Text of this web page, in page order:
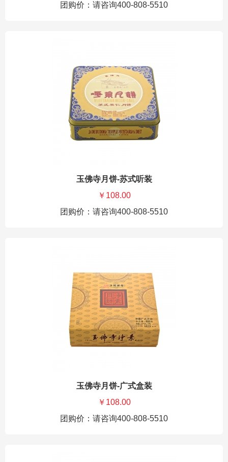
团购价：请咨询400-808-5510
玉佛寺月饼-苏式听装
￥108.00
团购价：请咨询400-808-5510
玉佛寺月饼-广式盒装
￥108.00
团购价：请咨询400-808-5510